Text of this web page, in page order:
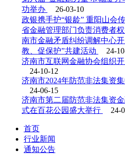
功举办
26-03-10
政银携手护“银龄” 重阳山会
省金融管理部门负责消费者
南市金融矛盾纠纷调解中心
教、促保护”共建活动
24-
济南市互联网金融协会组织
24-10-12
济南市2024年防范非法集资
24-06-15
济南市第二届防范非法集资
式在百花公园盛大举行
24-
首页
行业新闻
通知公告